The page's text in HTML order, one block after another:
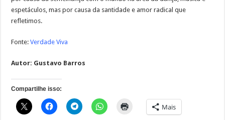
espetáculos, mas por causa da santidade e amor radical que
refletimos.
Fonte:Verdade Viva
Autor: Gustavo Barros
Compartilhe isso:
Mais